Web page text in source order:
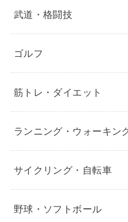
武道・格闘技
ゴルフ
筋トレ・ダイエット
ランニング・ウォーキン
サイクリング・自転車
野球・ソフトボール